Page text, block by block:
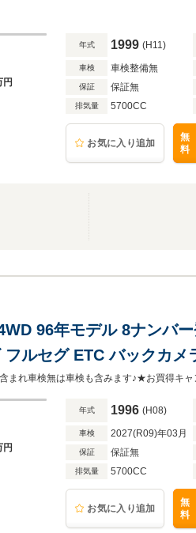
円
年式 1999 (H11)
車検 車検整備無
保証 保証無
排気量 5700CC
お気に入り追加
無
料
96年モデル 8ナンバ
ルセグ ETC バックカメ
ステップ タイミングチ
円
年式 1996 (H08)
車検 2027(R09)年03月
保証 保証無
排気量 5700CC
お気に入り追加
無
料